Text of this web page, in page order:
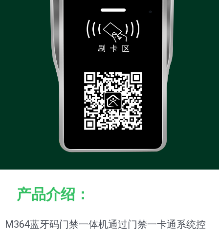
产品介绍：
M364蓝牙码门禁一体机通过门禁一卡通系统控